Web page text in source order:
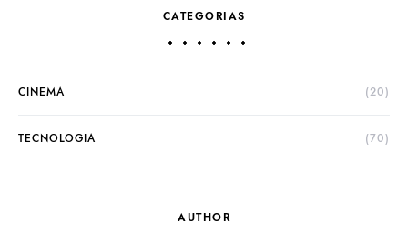
CATEGORIAS
CINEMA (20)
TECNOLOGIA (70)
AUTHOR